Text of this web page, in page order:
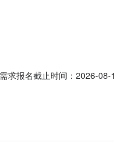
求报名截止时间：2026-
应商基本条件：新增供应商需